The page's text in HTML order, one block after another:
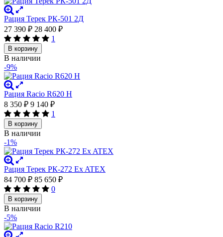
Рация Терек РК-501 2Д
27 390 ₽ 28 400 ₽
1
В корзину
В наличии
-9%
Рация Racio R620 H
8 350 ₽ 9 140 ₽
1
В корзину
В наличии
-1%
Рация Терек РК-272 Ex ATEX
84 700 ₽ 85 650 ₽
0
В корзину
В наличии
-5%